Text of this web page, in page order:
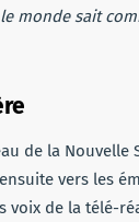
monde sait
de la Nouvelle
vers les
voix de la télé-